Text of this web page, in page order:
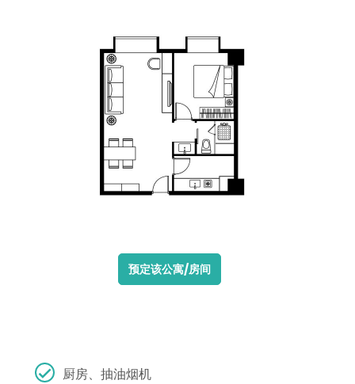
预定该公寓/房间
厨房、抽油烟机